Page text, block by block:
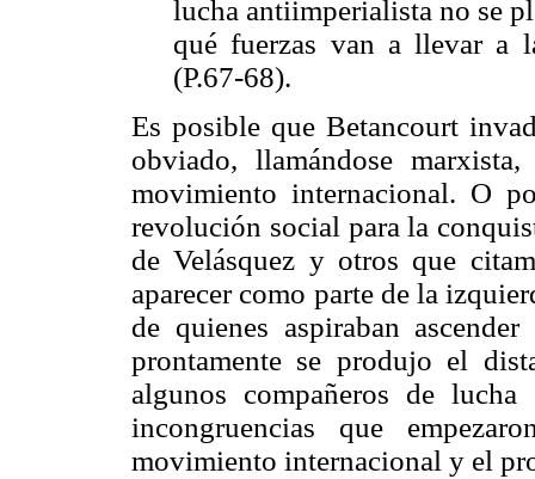
lucha antiimperialista no se
qué fuerzas van a llevar a
(P.67-68).
Es posible que Betancourt
obviado, llamándose
movimiento internacional. O
revolución social para la
de Velásquez y otros que
aparecer como parte de la
de quienes aspiraban
prontamente se produjo el
algunos compañeros de
incongruencias que
movimiento internacional y el